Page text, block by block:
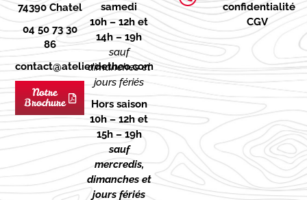
74390 Chatel
04 50 73 30
86
contact@atelierdetheo.com
Notre
Brochure
samedi
10h – 12h et
14h – 19h
sauf
dimanches et
jours fériés
Hors saison
10h – 12h et
15h – 19h
sauf
mercredis,
dimanches et
jours fériés
confidentialité
CGV